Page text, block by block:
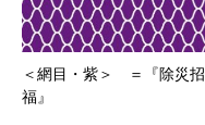
＜網目・紫＞ ＝『除災招
福』